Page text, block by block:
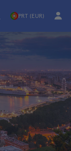
PRT (EUR)